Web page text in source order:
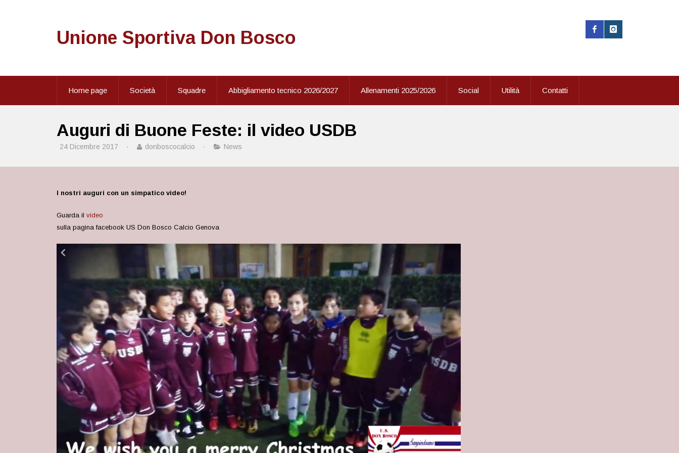
Unione Sportiva Don Bosco
Home page Società Squadre Abbigliamento tecnico 2026/2027 Allenamenti 2025/2026 Social Utilità Contatti
Auguri di Buone Feste: il video USDB
24 Dicembre 2017 · donboscocalcio · News
I nostri auguri con un simpatico video!
Guarda il video
sulla pagina facebook US Don Bosco Calcio Genova